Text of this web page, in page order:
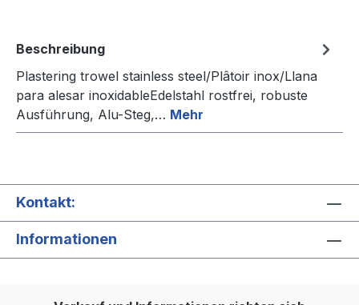
Beschreibung
Plastering trowel stainless steel/Plâtoir inox/Llana
para alesar inoxidableEdelstahl rostfrei, robuste
Ausführung, Alu-Steg,… Mehr
Kontakt:
Informationen